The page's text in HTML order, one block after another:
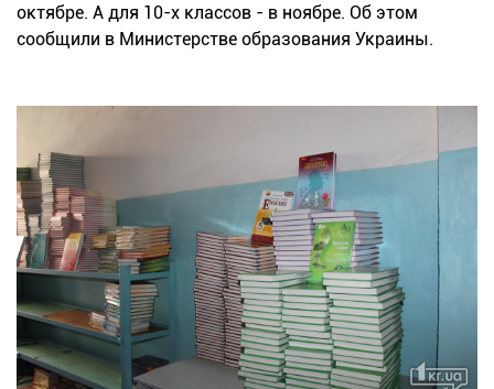
октябре. А для 10-х классов - в ноябре. Об этом
сообщили в Министерстве образования Украины.